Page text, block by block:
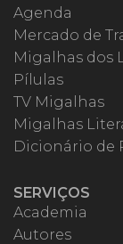
Agenda
Mercado de
Migalhas dos
Pílulas
TV Migalhas
Migalhas
Dicionário de
SERVIÇOS
Academia
Autores